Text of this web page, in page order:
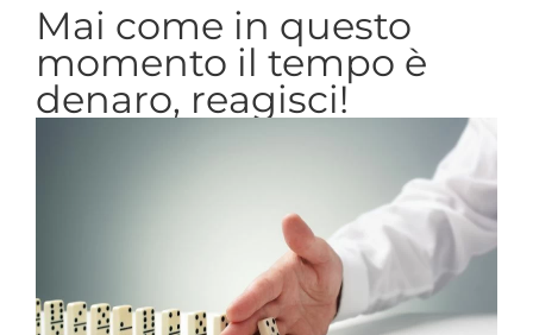
Mai come in questo
momento il tempo è
denaro, reagisci!